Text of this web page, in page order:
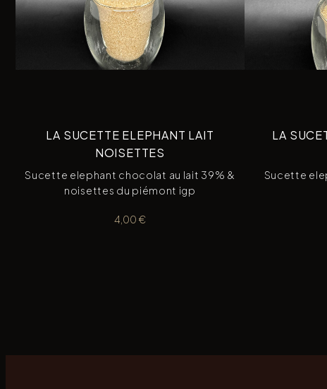
LA SUCETTE ELEPHANT LAIT
NOISETTES
Sucette elephant chocolat au lait 39% &
noisettes du piémont igp
4,00 €
LA
Sucette